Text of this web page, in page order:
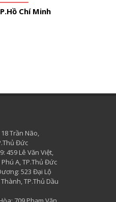
Chí Minh
Trần Não,
Đức
459 Lê Văn Việt,
A, TP.Thủ Đức
523 Đại Lộ
TP.Thủ Dầu